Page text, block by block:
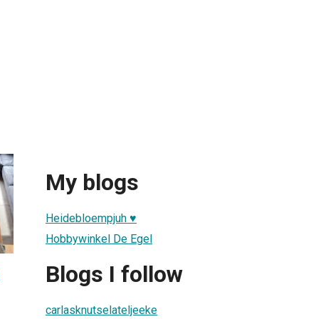
My blogs
Heidebloempjuh ♥
Hobbywinkel De Egel
Blogs I follow
carlasknutselateljeeke